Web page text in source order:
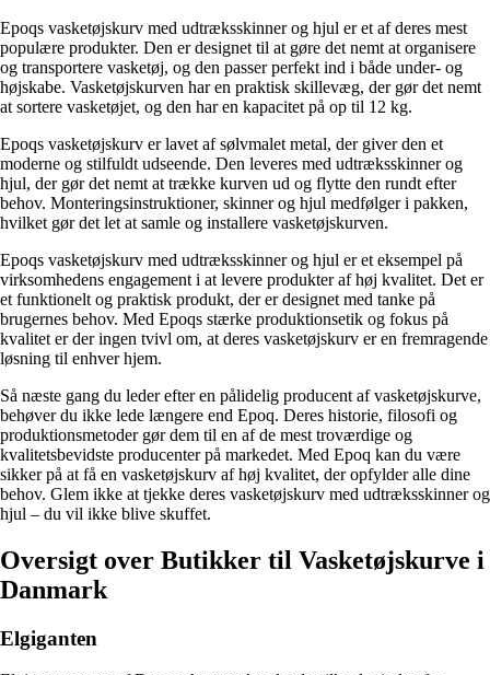
Epoqs vasketøjskurv med udtræksskinner og hjul er et af deres mest
populære produkter. Den er designet til at gøre det nemt at organisere
og transportere vasketøj, og den passer perfekt ind i både under- og
højskabe. Vasketøjskurven har en praktisk skillevæg, der gør det nemt
at sortere vasketøjet, og den har en kapacitet på op til 12 kg.
Epoqs vasketøjskurv er lavet af sølvmalet metal, der giver den et
moderne og stilfuldt udseende. Den leveres med udtræksskinner og
hjul, der gør det nemt at trække kurven ud og flytte den rundt efter
behov. Monteringsinstruktioner, skinner og hjul medfølger i pakken,
hvilket gør det let at samle og installere vasketøjskurven.
Epoqs vasketøjskurv med udtræksskinner og hjul er et eksempel på
virksomhedens engagement i at levere produkter af høj kvalitet. Det er
et funktionelt og praktisk produkt, der er designet med tanke på
brugernes behov. Med Epoqs stærke produktionsetik og fokus på
kvalitet er der ingen tvivl om, at deres vasketøjskurv er en fremragende
løsning til enhver hjem.
Så næste gang du leder efter en pålidelig producent af vasketøjskurve,
behøver du ikke lede længere end Epoq. Deres historie, filosofi og
produktionsmetoder gør dem til en af de mest troværdige og
kvalitetsbevidste producenter på markedet. Med Epoq kan du være
sikker på at få en vasketøjskurv af høj kvalitet, der opfylder alle dine
behov. Glem ikke at tjekke deres vasketøjskurv med udtræksskinner og
hjul – du vil ikke blive skuffet.
Oversigt over Butikker til Vasketøjskurve i
Danmark
Elgiganten